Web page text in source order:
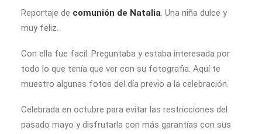
Reportaje de comunión de Natalia. Una niña dulce y
muy feliz.
Con ella fue facil. Preguntaba y estaba interesada por
todo lo que tenía que ver con su fotografia. Aquí te
muestro algunas fotos del día previo a la celebración.
Celebrada en octubre para evitar las restricciones del
pasado mayo y disfrutarla con más garantías con sus